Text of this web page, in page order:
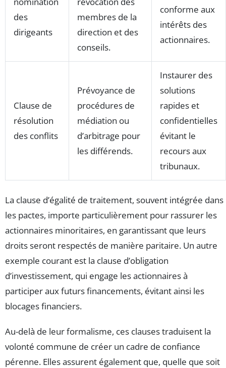
des
dirigeants
membres de la
direction et des
conseils.
conforme aux
intérêts des
actionnaires.
Clause de
résolution
des conflits
Prévoyance de
procédures de
médiation ou
d’arbitrage pour
les différends.
Instaurer des
solutions
rapides et
confidentielles
évitant le
recours aux
tribunaux.
La clause d’égalité de traitement, souvent intégrée dans
les pactes, importe particulièrement pour rassurer les
actionnaires minoritaires, en garantissant que leurs
droits seront respectés de manière paritaire. Un autre
exemple courant est la clause d’obligation
d’investissement, qui engage les actionnaires à
participer aux futurs financements, évitant ainsi les
blocages financiers.
Au-delà de leur formalisme, ces clauses traduisent la
volonté commune de créer un cadre de confiance
pérenne. Elles assurent également que, quelle que soit